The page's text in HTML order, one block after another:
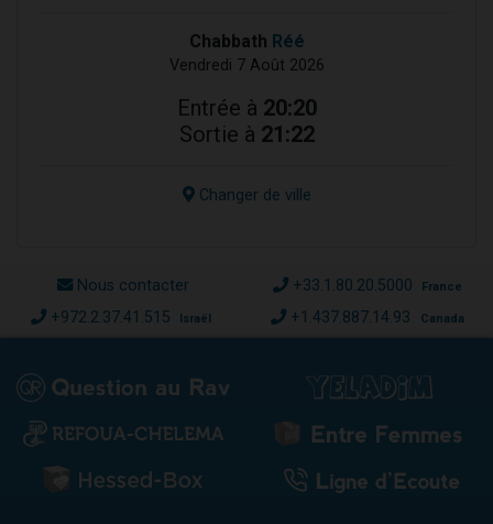
Chabbath Réé
Vendredi 7 Août 2026
Entrée à 20:20
Sortie à 21:22
Changer de ville
Nous contacter +33.1.80.20.5000 France
+972.2.37.41.515 Israël +1.437.887.14.93 Canada